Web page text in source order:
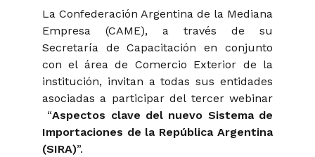
La Confederación Argentina de la Mediana
Empresa (CAME), a través de su
Secretaría de Capacitación en conjunto
con el área de Comercio Exterior de la
institución, invitan a todas sus entidades
asociadas a participar del tercer webinar
“Aspectos clave del nuevo Sistema de
Importaciones de la República Argentina
(SIRA)”.